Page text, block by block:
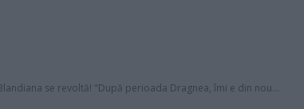
se revoltă! "După perioada Dragnea, îmi e din nou...